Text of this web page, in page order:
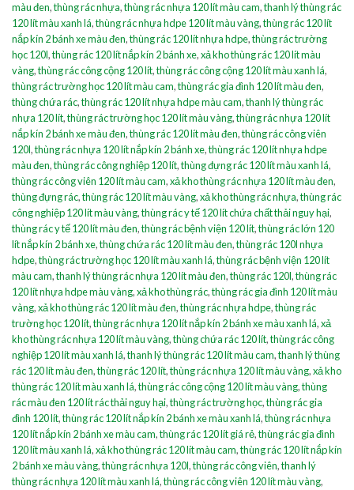
màu đen,thùng rác nhựa,thùng rác nhựa 120 lít màu cam,thanh lý thùng rác
120 lít màu xanh lá,thùng rác nhựa hdpe 120 lít màu vàng,thùng rác 120 lít
nắp kín 2 bánh xe màu đen,thùng rác 120 lít nhựa hdpe,thùng rác trường
học 120l,thùng rác 120 lít nắp kín 2 bánh xe,xả kho thùng rác 120 lít màu
vàng,thùng rác công cộng 120 lít,thùng rác công cộng 120 lít màu xanh lá,
thùng rác trường học 120 lít màu cam,thùng rác gia đình 120 lít màu đen,
thùng chứa rác,thùng rác 120 lít nhựa hdpe màu cam,thanh lý thùng rác
nhựa 120 lít,thùng rác trường học 120 lít màu vàng,thùng rác nhựa 120 lít
nắp kín 2 bánh xe màu đen,thùng rác 120 lít màu đen,thùng rác công viên
120l,thùng rác nhựa 120 lít nắp kín 2 bánh xe,thùng rác 120 lít nhựa hdpe
màu đen,thùng rác công nghiệp 120 lít,thùng đựng rác 120 lít màu xanh lá,
thùng rác công viên 120 lít màu cam,xả kho thùng rác nhựa 120 lít màu đen,
thùng đựng rác,thùng rác 120 lít màu vàng,xả kho thùng rác nhựa,thùng rác
công nghiệp 120 lít màu vàng,thùng rác y tế 120 lít chứa chất thải nguy hại,
thùng rác y tế 120 lít màu đen,thùng rác bệnh viện 120 lít,thùng rác lớn 120
lít nắp kín 2 bánh xe,thùng chứa rác 120 lít màu đen,thùng rác 120l nhựa
hdpe,thùng rác trường học 120 lít màu xanh lá,thùng rác bệnh viện 120 lít
màu cam,thanh lý thùng rác nhựa 120 lít màu đen,thùng rác 120l,thùng rác
120 lít nhựa hdpe màu vàng,xả kho thùng rác,thùng rác gia đình 120 lít màu
vàng,xả kho thùng rác 120 lít màu đen,thùng rác nhựa hdpe,thùng rác
trường học 120 lít,thùng rác nhựa 120 lít nắp kín 2 bánh xe màu xanh lá,xả
kho thùng rác nhựa 120 lít màu vàng,thùng chứa rác 120 lít,thùng rác công
nghiệp 120 lít màu xanh lá,thanh lý thùng rác 120 lít màu cam,thanh lý thùng
rác 120 lít màu đen,thùng rác 120 lít,thùng rác nhựa 120 lít màu vàng,xả kho
thùng rác 120 lít màu xanh lá,thùng rác công cộng 120 lít màu vàng,thùng
rác màu đen 120 lít rác thải nguy hại,thùng rác trường học,thùng rác gia
đình 120 lít,thùng rác 120 lít nắp kín 2 bánh xe màu xanh lá,thùng rác nhựa
120 lít nắp kín 2 bánh xe màu cam,thùng rác 120 lít giá rẻ,thùng rác gia đình
120 lít màu xanh lá,xả kho thùng rác 120 lít màu cam,thùng rác 120 lít nắp kín
2 bánh xe màu vàng,thùng rác nhựa 120l,thùng rác công viên,thanh lý
thùng rác nhựa 120 lít màu xanh lá,thùng rác công viên 120 lít màu vàng,